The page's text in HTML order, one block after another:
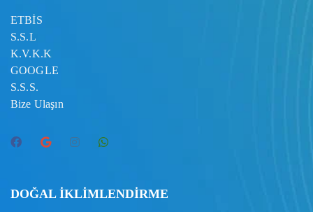
ETBİS
S.S.L
K.V.K.K
GOOGLE
S.S.S.
Bize Ulaşın
DOĞAL İKLİMLENDİRME